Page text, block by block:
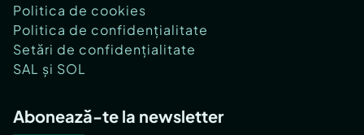
Politica de cookies
Politica de confidențialitate
Setări de confidențialitate
SAL și SOL
Abonează-te la newsletter